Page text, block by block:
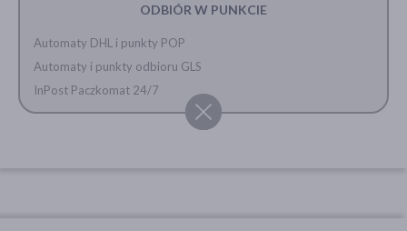
ODBIÓR W PUNKCIE
Automaty DHL i punkty POP
Automaty i punkty odbioru GLS
InPost Paczkomat 24/7